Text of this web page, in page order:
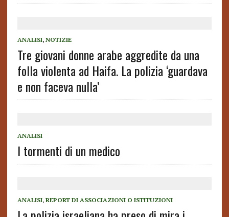
ANALISI, NOTIZIE
Tre giovani donne arabe aggredite da una
folla violenta ad Haifa. La polizia ‘guardava
e non faceva nulla’
ANALISI
I tormenti di un medico
ANALISI, REPORT DI ASSOCIAZIONI O ISTITUZIONI